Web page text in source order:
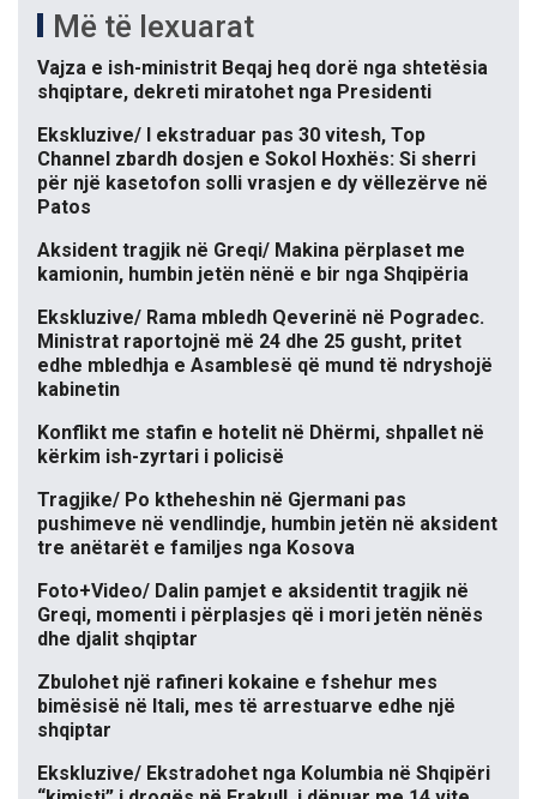
Më të lexuarat
Vajza e ish-ministrit Beqaj heq dorë nga shtetësia
shqiptare, dekreti miratohet nga Presidenti
Ekskluzive/ I ekstraduar pas 30 vitesh, Top
Channel zbardh dosjen e Sokol Hoxhës: Si sherri
për një kasetofon solli vrasjen e dy vëllezërve në
Patos
Aksident tragjik në Greqi/ Makina përplaset me
kamionin, humbin jetën nënë e bir nga Shqipëria
Ekskluzive/ Rama mbledh Qeverinë në Pogradec.
Ministrat raportojnë më 24 dhe 25 gusht, pritet
edhe mbledhja e Asamblesë që mund të ndryshojë
kabinetin
Konflikt me stafin e hotelit në Dhërmi, shpallet në
kërkim ish-zyrtari i policisë
Tragjike/ Po ktheheshin në Gjermani pas
pushimeve në vendlindje, humbin jetën në aksident
tre anëtarët e familjes nga Kosova
Foto+Video/ Dalin pamjet e aksidentit tragjik në
Greqi, momenti i përplasjes që i mori jetën nënës
dhe djalit shqiptar
Zbulohet një rafineri kokaine e fshehur mes
bimësisë në Itali, mes të arrestuarve edhe një
shqiptar
Ekskluzive/ Ekstradohet nga Kolumbia në Shqipëri